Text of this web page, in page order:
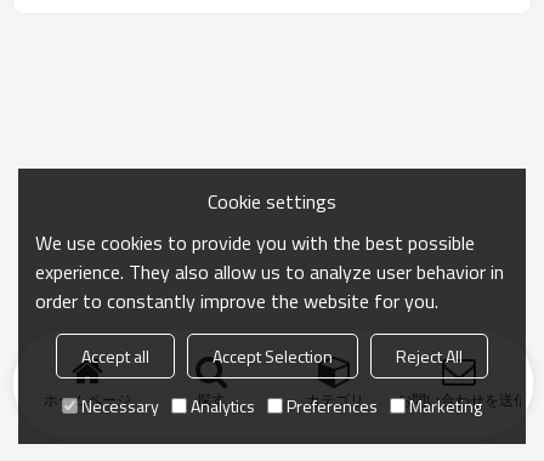
ホームページ 探す カテゴリ お問い合わせを送信
Cookie settings
We use cookies to provide you with the best possible
experience. They also allow us to analyze user behavior in
order to constantly improve the website for you.
Accept all Accept Selection
Reject All
Necessary
Analytics Preferences Marketing